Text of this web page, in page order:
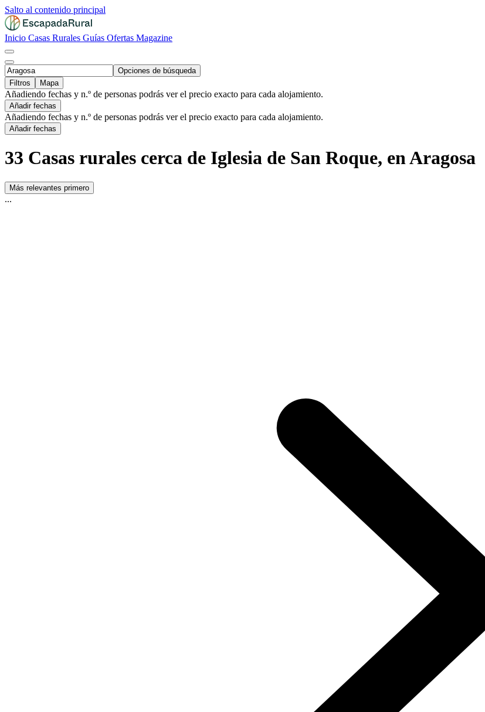
Salto al contenido principal
Inicio Casas Rurales Guías Ofertas Magazine
Opciones de búsqueda
Filtros
Mapa
Añadiendo fechas y n.º de personas podrás ver el precio exacto para cada alojamiento.
Añadir fechas
Añadiendo fechas y n.º de personas podrás ver el precio exacto para cada alojamiento.
Añadir fechas
33 Casas rurales cerca de Iglesia de San Roque, en Aragosa
Más relevantes primero
...